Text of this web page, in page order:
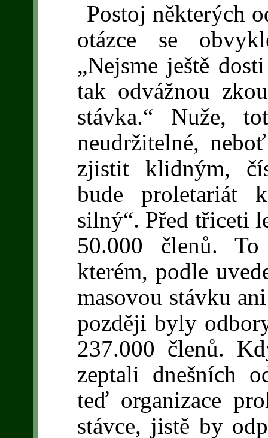
Postoj některých
otázce se
„Nejsme ještě
tak odvážnou
stávka.“ Nuže,
neudržitelné,
zjistit klidným,
bude proletariát
silný“. Před třiceti
50.000 členů.
kterém, podle
masovou stávku
později byly
237.000 členů.
zeptali dnešních
teď organizace
stávce, jistě by